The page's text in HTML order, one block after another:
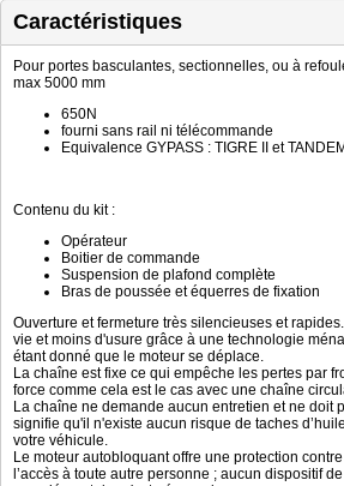
Caractéristiques
Pour portes basculantes, sectionnelles, ou à
max 5000 mm
650N
fourni sans rail ni télécommande
Equivalence GYPASS : TIGRE II et TANDEM
Contenu du kit :
Opérateur
Boitier de commande
Suspension de plafond complète
Bras de poussée et équerres de fixation
Ouverture et fermeture très silencieuses et
vie et moins d'usure grâce à une technologie
étant donné que le moteur se déplace.
La chaîne est fixe ce qui empêche les pertes par
force comme cela est le cas avec une chaîne
La chaîne ne demande aucun entretien et ne doit
signifie qu'il n'existe aucun risque de taches
votre véhicule.
Le moteur autobloquant offre une protection
l’accès à toute autre personne ; aucun dispositif